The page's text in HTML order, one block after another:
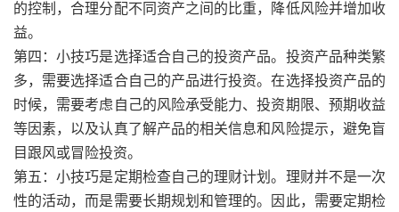
的控制，合理分配不同资产之间的比重，降低风险并增加收
益。
第四：小技巧是选择适合自己的投资产品。投资产品种类繁
多，需要选择适合自己的产品进行投资。在选择投资产品的
时候，需要考虑自己的风险承受能力、投资期限、预期收益
等因素，以及认真了解产品的相关信息和风险提示，避免盲
目跟风或冒险投资。
第五：小技巧是定期检查自己的理财计划。理财并不是一次
性的活动，而是需要长期规划和管理的。因此，需要定期检